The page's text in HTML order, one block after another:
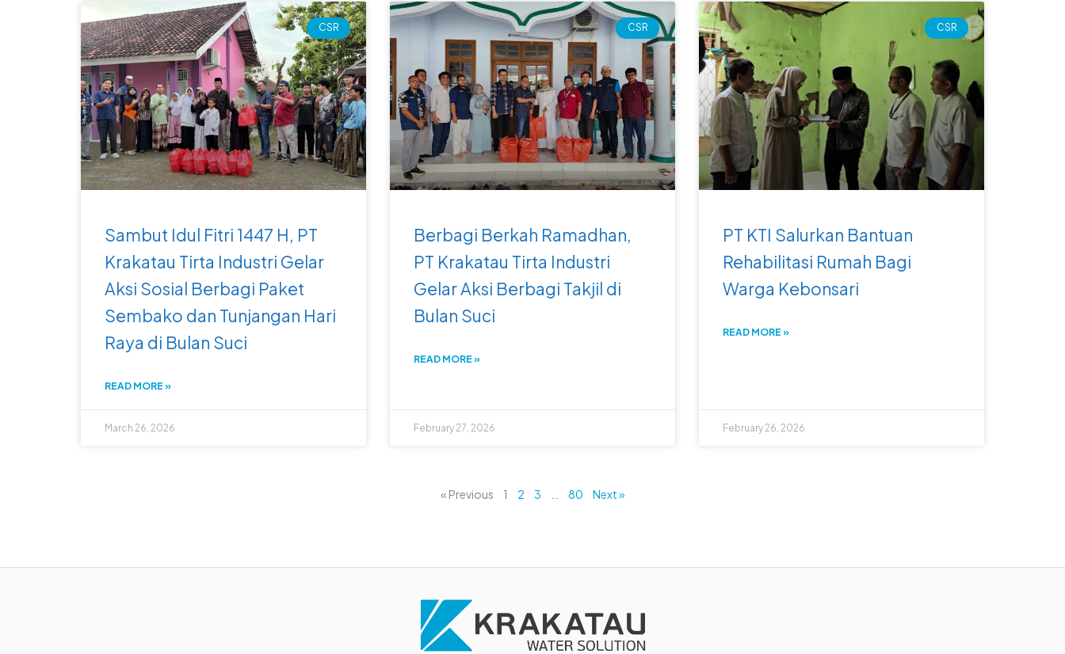
CSR
Sambut Idul Fitri 1447 H, PT
Krakatau Tirta Industri Gelar
Aksi Sosial Berbagi Paket
Sembako dan Tunjangan Hari
Raya di Bulan Suci
READ MORE »
March 26, 2026
CSR
Berbagi Berkah Ramadhan,
PT Krakatau Tirta Industri
Gelar Aksi Berbagi Takjil di
Bulan Suci
READ MORE »
February 27, 2026
CSR
PT KTI Salurkan Bantuan
Rehabilitasi Rumah Bagi
Warga Kebonsari
READ MORE »
February 26, 2026
« Previous
Page
1
Page
2
Page
3
Page
80 Next »